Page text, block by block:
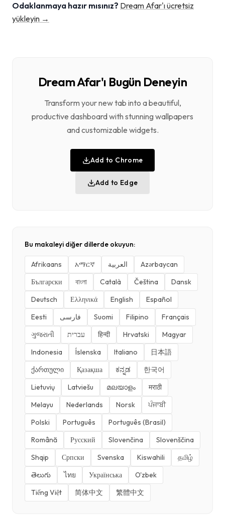
Odaklanmaya hazır mısınız? Dream Afar'ı ücretsiz
yükleyin →
Dream Afar'ı Bugün Deneyin
Transform your new tab into a beautiful,
productive dashboard with stunning wallpapers
and customizable widgets.
Add to Chrome
Add to Edge
Bu makaleyi diğer dillerde okuyun:
Afrikaans አማርኛ العربية
Azərbaycan
Български
বাংলা Català Čeština
Dansk
Deutsch
Ελληνικά English
Español
Eesti
فارسی Suomi Filipino
Français
ગુજરાતી
עברית हिन्दी Hrvatski
Magyar
Indonesia
Íslenska Italiano
日本語
ქართული
Қазақша ಕನ್ನಡ
한국어
Lietuvių
Latviešu മലയാളം
मराठी
Melayu
Nederlands Norsk
ਪੰਜਾਬੀ
Polski
Português
Português (Brasil)
Română
Русский Slovenčina
Slovenščina
Shqip
Српски Svenska Kiswahili
தமிழ்
తెలుగు
ไทย Українська
O'zbek
Tiếng Việt
简体中文 繁體中文